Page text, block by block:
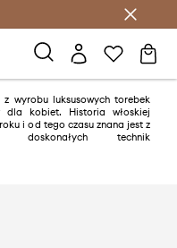
Club >
z wyrobu luksusowych torebek
dla kobiet. Historia włoskiej
i od tego czasu znana jest z
doskonałych technik